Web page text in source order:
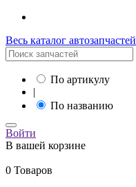
Весь каталог автозапчастей
По артикулу
|
По названию
Войти
В вашей корзине
0 Товаров